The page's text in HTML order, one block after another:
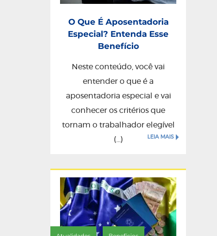
O Que É Aposentadoria
Especial? Entenda Esse
Benefício
Neste conteúdo, você vai
entender o que é a
aposentadoria especial e vai
conhecer os critérios que
tornam o trabalhador elegível
(...)
LEIA MAIS